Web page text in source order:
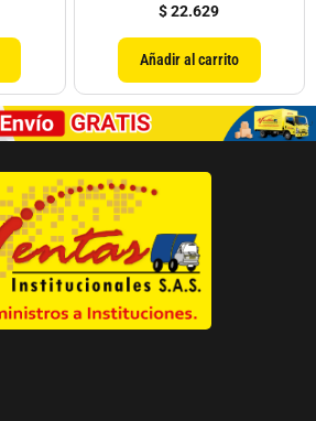
$22.629
Añadir al carrito